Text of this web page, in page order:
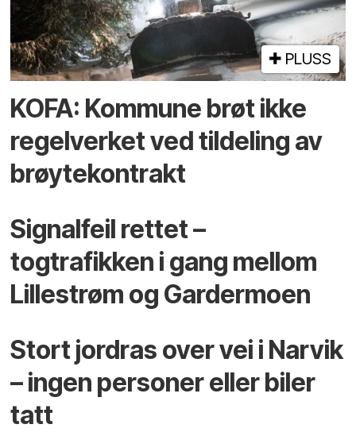
PLUSS
KOFA: Kommune brøt ikke
regelverket ved tildeling av
brøytekontrakt
Signalfeil rettet –
togtrafikken i gang mellom
Lillestrøm og Gardermoen
Stort jordras over vei i Narvik
– ingen personer eller biler
tatt